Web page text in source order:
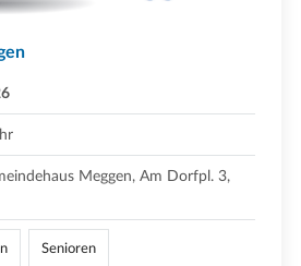
Meggen, Am Dorfpl. 3,
Senioren